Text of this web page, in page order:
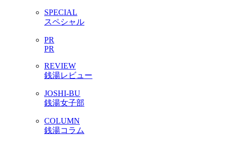
SPECIAL
スペシャル
PR
PR
REVIEW
銭湯レビュー
JOSHI-BU
銭湯女子部
COLUMN
銭湯コラム